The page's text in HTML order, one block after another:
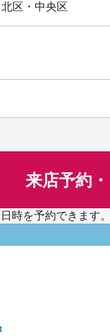
区・中央区
来店予約
時を予約できます。